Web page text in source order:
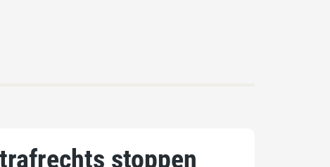
stoppen